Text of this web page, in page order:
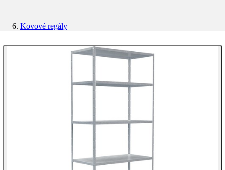
Kovové regály